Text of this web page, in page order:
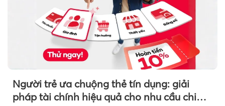
Người trẻ ưa chuộng thẻ tín dụng: giải
pháp tài chính hiệu quả cho nhu cầu chi